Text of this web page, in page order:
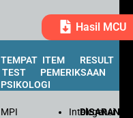
Hasil MCU
TEMPAT
TEST
PSIKOLOGI
ITEM
PEMERIKSAAN
RESULT
MPI
Intelegensi